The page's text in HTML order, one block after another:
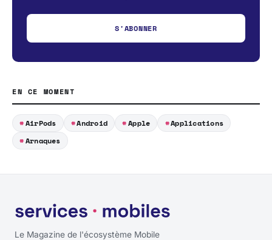
S'ABONNER
EN CE MOMENT
AirPods Android Apple
Applications
Arnaques
Le Magazine de l'écosystème Mobile